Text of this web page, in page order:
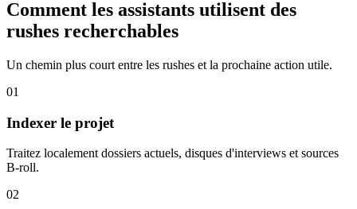
Comment les assistants utilisent des
rushes recherchables
Un chemin plus court entre les rushes et la prochaine action utile.
01
Indexer le projet
Traitez localement dossiers actuels, disques d'interviews et sources
B-roll.
02